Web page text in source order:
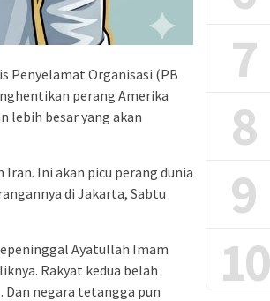
Penyelamat Organisasi (PB
perang Amerika
lebih besar yang akan
Ini akan picu perang dunia
di Jakarta, Sabtu
Ayatullah Imam
Rakyat kedua belah
negara tetangga pun
7
8
9
10